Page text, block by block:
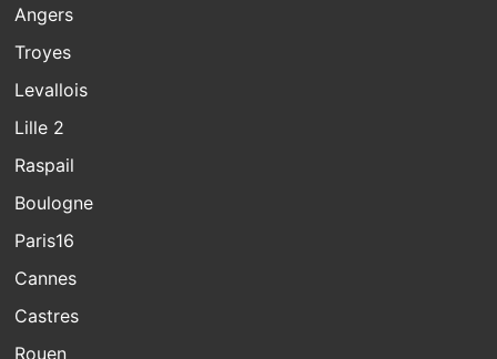
Angers
Troyes
Levallois
Lille 2
Raspail
Boulogne
Paris16
Cannes
Castres
Rouen